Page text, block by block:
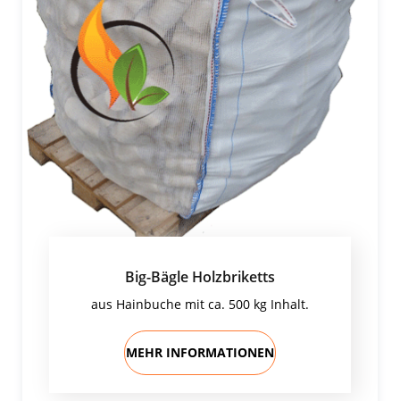
Big-Bägle Holzbriketts
aus Hainbuche mit ca. 500 kg Inhalt.
MEHR INFORMATIONEN